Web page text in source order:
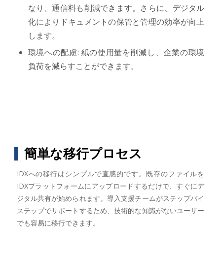
なり、通信料も削減できます。さらに、デジタル
化によりドキュメントの保管と管理の効率が向上
します。
環境への配慮: 紙の使用量を削減し、企業の環境
負荷を減らすことができます。
簡単な移行プロセス
IDXへの移行はシンプルで直感的です。既存のファイルを
IDXプラットフォームにアップロードするだけで、すぐにデ
ジタル共有が始められます。導入支援チームがステップバイ
ステップでサポートするため、技術的な知識がないユーザー
でも容易に移行できます。